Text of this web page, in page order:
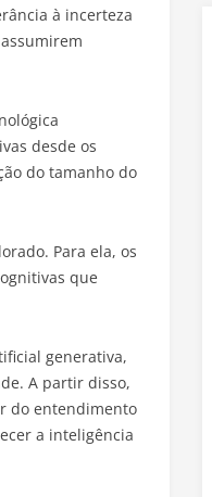
à incerteza
desde os
do tamanho do
Para ela, os
que
generativa,
A partir disso,
do entendimento
a inteligência